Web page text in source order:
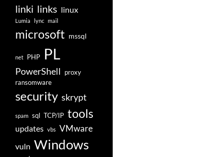
linki links linux
Lumia lync mail
microsoft mssql
net PHP PL
PowerShell proxy
ransomware
security skrypt
spam sql TCP/IP tools
updates vbs VMware
vuln Windows